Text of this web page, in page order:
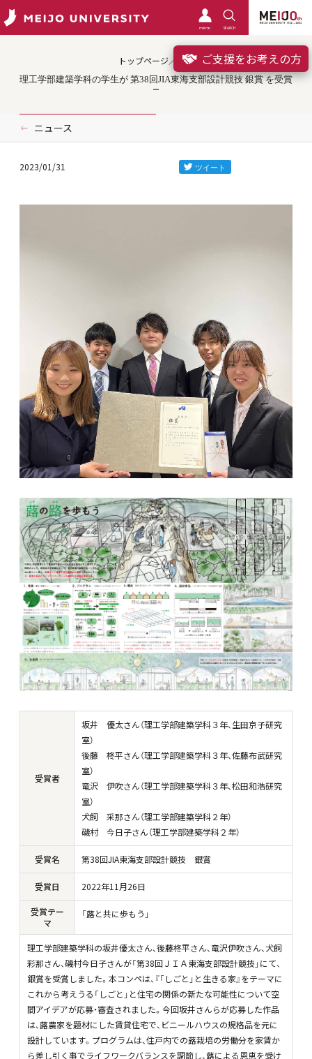
meimo SEARCH
ご支援をお考えの方
トップページ／受賞
理工学部建築学科の学生が 第38回JIA東海支部設計競技 銀賞 を受賞
ニュース
2023/01/31
受賞者
坂井 優太さん（理工学部建築学科３年、生田京子研究
室）
後藤 柊平さん（理工学部建築学科３年、佐藤布武研究
室）
竜沢 伊吹さん（理工学部建築学科３年、松田和浩研究
室）
犬飼 采那さん（理工学部建築学科２年）
磯村 今日子さん（理工学部建築学科２年）
受賞名 第38回JIA東海支部設計競技 銀賞
受賞日
2022年11月26日
受賞テー
マ
「蕗と共に歩もう」
理工学部建築学科の坂井優太さん、後藤柊平さん、竜沢伊吹さん、犬飼
彩那さん、磯村今日子さんが「第38回ＪＩＡ東海支部設計競技」にて、
銀賞を受賞しました。本コンペは、『「しごと」と生きる家』をテーマに
これから考えうる「しごと」と住宅の関係の新たな可能性について空
間アイデアが応募・審査されました。今回坂井さんらが応募した作品
は、蕗農家を題材にした賃貸住宅で、ビニールハウスの規格品を元に
設計しています。プログラムは、住戸内での蕗栽培の労働分を家賃か
ら差し引く事でライフワークバランスを調節し、蕗による恩恵を受け